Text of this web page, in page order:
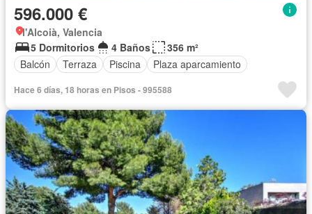
596.000 €
l'Alcoià, Valencia
5 Dormitorios
4 Baños
356 m²
Balcón
Terraza Piscina Plaza aparcamiento
Hace 6 días, 18 horas en Pisos - 995588